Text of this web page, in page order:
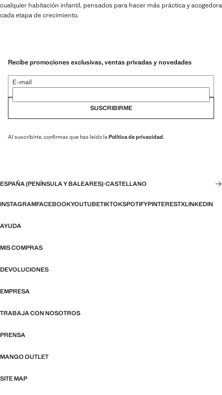
cualquier habitación infantil, pensados para hacer más práctica y acogedora
cada etapa de crecimiento.
Recibe promociones exclusivas, ventas privadas y novedades
E-mail
SUSCRIBIRME
Al suscribirte, confirmas que has leído la Política de privacidad.
ESPAÑA (PENÍNSULA Y BALEARES)·CASTELLANO
INSTAGRAMFACEBOOKYOUTUBETIKTOKSPOTIFYPINTERESTXLINKEDIN
AYUDA
MIS COMPRAS
DEVOLUCIONES
EMPRESA
TRABAJA CON NOSOTROS
PRENSA
MANGO OUTLET
SITE MAP